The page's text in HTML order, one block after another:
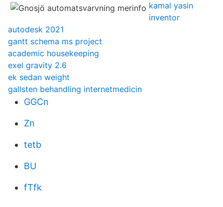
kamal yasin
inventor
autodesk 2021
gantt schema ms project
academic housekeeping
exel gravity 2.6
ek sedan weight
gallsten behandling internetmedicin
GGCn
Zn
tetb
BU
fTfk